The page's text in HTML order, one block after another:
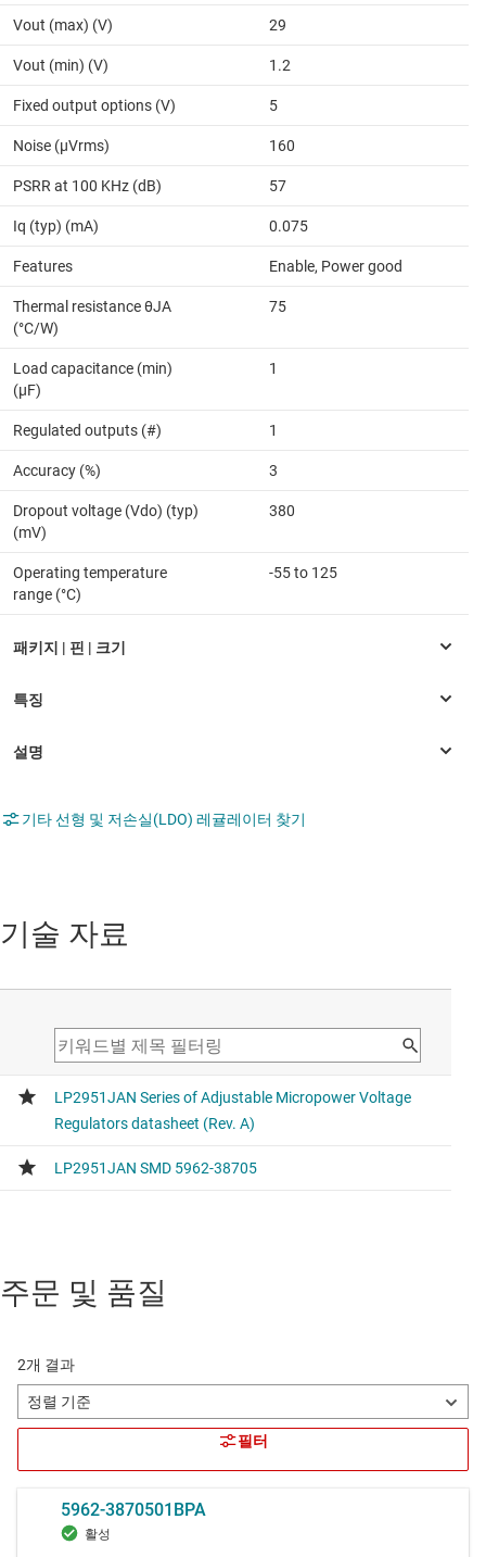
Vout (max) (V) 29
Vout (min) (V) 1.2
Fixed output options (V) 5
Noise (µVrms) 160
PSRR at 100 KHz (dB) 57
Iq (typ) (mA) 0.075
Features Enable, Power good
Thermal resistance θJA
(°C/W)
75
Load capacitance (min)
(µF)
1
Regulated outputs (#) 1
Accuracy (%) 3
Dropout voltage (Vdo) (typ)
(mV)
380
Operating temperature
range (°C)
-55 to 125
기타 선형 및 저손실(LDO) 레귤레이터 찾기
기술 자료
주문 및 품질